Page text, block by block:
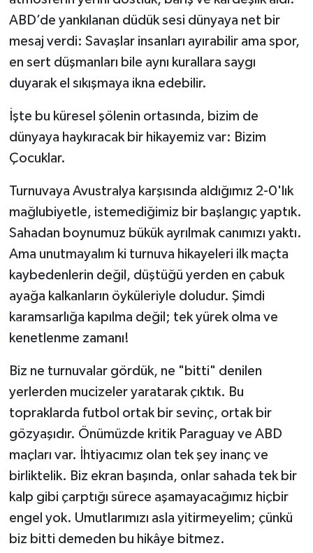
ABD’de yankılanan düdük sesi dünyaya net bir
mesaj verdi: Savaşlar insanları ayırabilir ama spor,
en sert düşmanları bile aynı kurallara saygı
duyarak el sıkışmaya ikna edebilir.
​İşte bu küresel şölenin ortasında, bizim de
dünyaya haykıracak bir hikayemiz var: Bizim
Çocuklar.
​Turnuvaya Avustralya karşısında aldığımız 2-0'lık
mağlubiyetle, istemediğimiz bir başlangıç yaptık.
Sahadan boynumuz bükük ayrılmak canımızı yaktı.
Ama unutmayalım ki turnuva hikayeleri ilk maçta
kaybedenlerin değil, düştüğü yerden en çabuk
ayağa kalkanların öyküleriyle doludur. Şimdi
karamsarlığa kapılma değil; tek yürek olma ve
kenetlenme zamanı!
​Biz ne turnuvalar gördük, ne "bitti" denilen
yerlerden mucizeler yaratarak çıktık. Bu
topraklarda futbol ortak bir sevinç, ortak bir
gözyaşıdır. Önümüzde kritik Paraguay ve ABD
maçları var. İhtiyacımız olan tek şey inanç ve
birliktelik. Biz ekran başında, onlar sahada tek bir
kalp gibi çarptığı sürece aşamayacağımız hiçbir
engel yok. Umutlarımızı asla yitirmeyelim; çünkü
biz bitti demeden bu hikâye bitmez.